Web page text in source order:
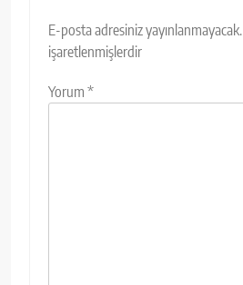
E-posta adresiniz yayınlanmayacak.
işaretlenmişlerdir
Yorum *